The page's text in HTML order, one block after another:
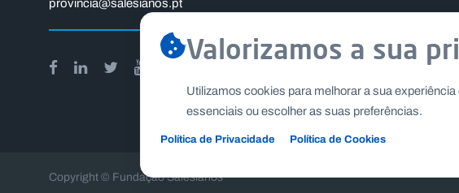
Copyright © Fundação Salesianos
Valorizamos a sua
Utilizamos cookies para melhorar a sua
essenciais ou escolher as suas preferências.
Política de Privacidade Política de Cookies